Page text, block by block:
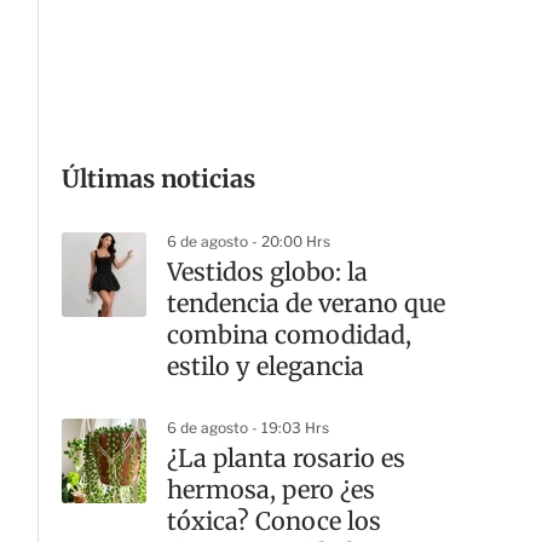
Últimas noticias
6 de agosto - 20:00 Hrs
Vestidos globo: la
tendencia de verano que
combina comodidad,
estilo y elegancia
6 de agosto - 19:03 Hrs
¿La planta rosario es
hermosa, pero ¿es
tóxica? Conoce los